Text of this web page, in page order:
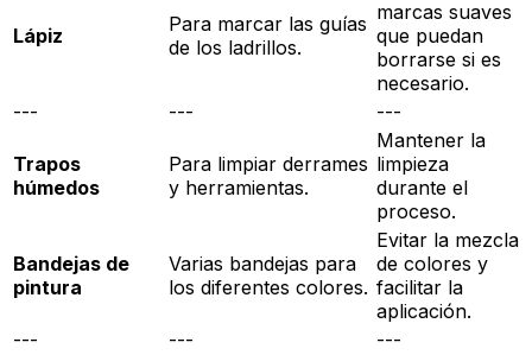
Lápiz
Para marcar las guías
de los ladrillos.
marcas suaves
que puedan
borrarse si es
necesario.
---
--- ---
Trapos
húmedos
Para limpiar derrames
y herramientas.
Mantener la
limpieza
durante el
proceso.
Bandejas de
pintura
Varias bandejas para
los diferentes colores.
Evitar la mezcla
de colores y
facilitar la
aplicación.
---
---
---